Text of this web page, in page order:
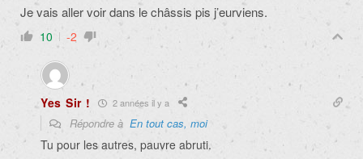
Je vais aller voir dans le châssis pis j’eurviens.
10 -2
Yes Sir ! 2 années il y a
Répondre à En tout cas, moi
Tu pour les autres, pauvre abruti.